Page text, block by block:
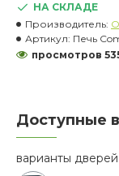
НА СКЛАДЕ
Производитель:
Артикул: Печь
просмотров
Доступные
варианты дверей